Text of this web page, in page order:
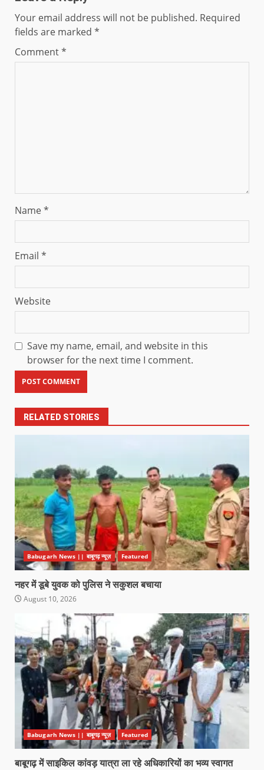
Your email address will not be published. Required
fields are marked *
Comment*
Name*
Email *
Website
Save my name, email, and website in this
browser for the next time I comment.
RELATED STORIES
Babugarh News || बाबूगढ़ न्यूज़ Featured
नहर में डूबे युवक को पुलिस ने सकुशल बचाया
August 10, 2026
Babugarh News || बाबूगढ़ न्यूज़ Featured
बाबूगढ़ में साइकिल कांवड़ यात्रा ला रहे अधिकारियों का भव्य स्वागत